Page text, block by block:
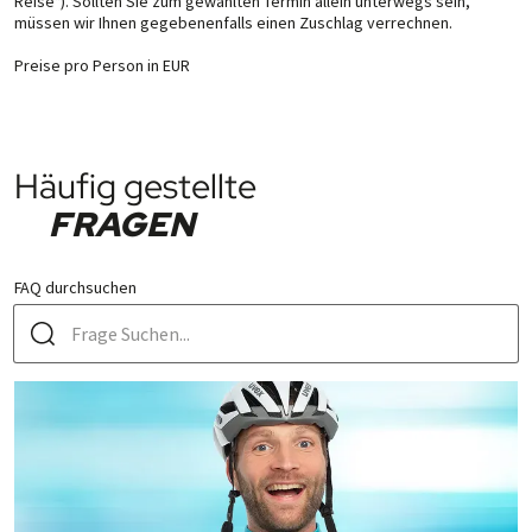
Rad­rei­se ga­ran­tiert ist. Danke!
müssen wir Ihnen ge­ge­be­nen­falls einen Zu­schlag ver­rech­nen.
Preise pro Person in EUR
Häufig gestellte
FRAGEN
FAQ durchsuchen